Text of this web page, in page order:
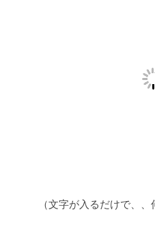
（文字が入るだけで、